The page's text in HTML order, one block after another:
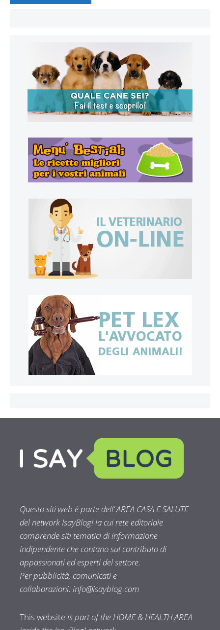
Questo siti web è parte dell’ AREA CASA E SALUTE
del network IsayBlog! la cui rete editoriale
comprende siti tematici di informazione
indipendente che contano sul contributo di
appassionati ed esperti del settore.
Per pubblicità, comunicati e
collaborazioni:info@isayblog.com
This websiteis part of the HOME & HEALTH AREA